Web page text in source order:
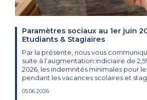
Paramètres sociaux au 1er juin
Etudiants & Stagiaires
Par la présente, nous vous
suite à l’augmentation indiciaire de
2026, les indemnités minimales pour
pendant les vacances scolaires et
05.06.2026